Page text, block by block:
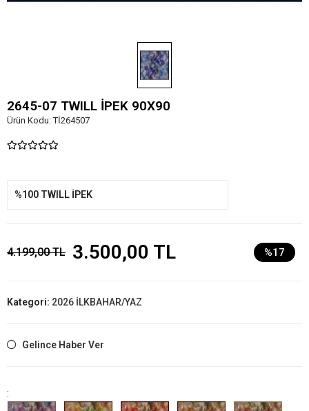
2645-07 TWILL İPEK 90X90
Ürün Kodu:Tİ264507
%100 TWILL İPEK
4.199,00 TL 3.500,00 TL %17
Kategori: 2026 İLKBAHAR/YAZ
Gelince Haber Ver
: